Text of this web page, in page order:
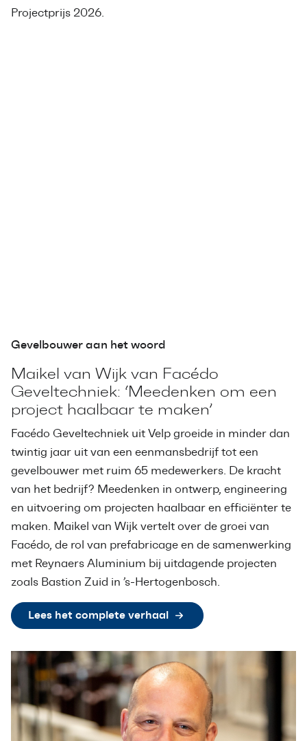
Projectprijs 2026.
Gevelbouwer aan het woord
Maikel van Wijk van Facédo
Geveltechniek: ‘Meedenken om een
project haalbaar te maken’
Facédo Geveltechniek uit Velp groeide in minder dan
twintig jaar uit van een eenmansbedrijf tot een
gevelbouwer met ruim 65 medewerkers. De kracht
van het bedrijf? Meedenken in ontwerp, engineering
en uitvoering om projecten haalbaar en efficiënter te
maken. Maikel van Wijk vertelt over de groei van
Facédo, de rol van prefabricage en de samenwerking
met Reynaers Aluminium bij uitdagende projecten
zoals Bastion Zuid in ’s-Hertogenbosch.
Lees het complete verhaal